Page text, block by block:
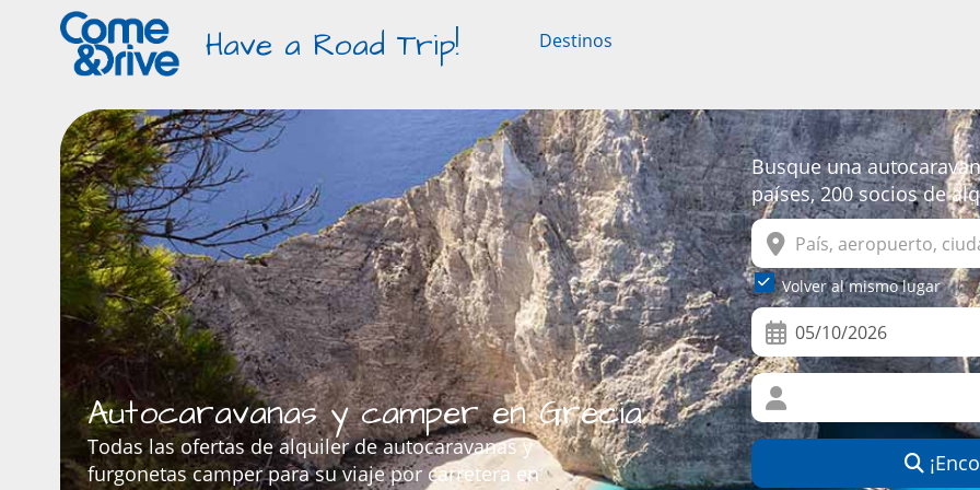
Have a Road Trip! Destinos
Autocaravanas y camper en Grecia
Todas las ofertas de alquiler de autocaravanas y
furgonetas camper para su viaje por carretera en
Busque una
países, 200 socios de
Volver al mismo lugar